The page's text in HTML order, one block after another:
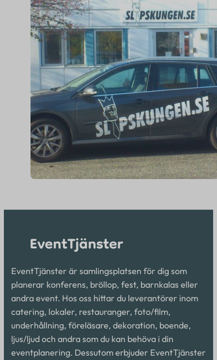
EventTjänster är samlingsplatsen för dig som
planerar konferens, bröllop, fest, barnkalas eller
andra event. Hos oss hittar du leverantörer inom
catering, lokaler, restauranger, foto/film,
underhållning, föreläsare, dekoration, boende,
ljus/ljud och andra som du kan behöva i din
eventplanering. Dessutom erbjuder EventTjänster